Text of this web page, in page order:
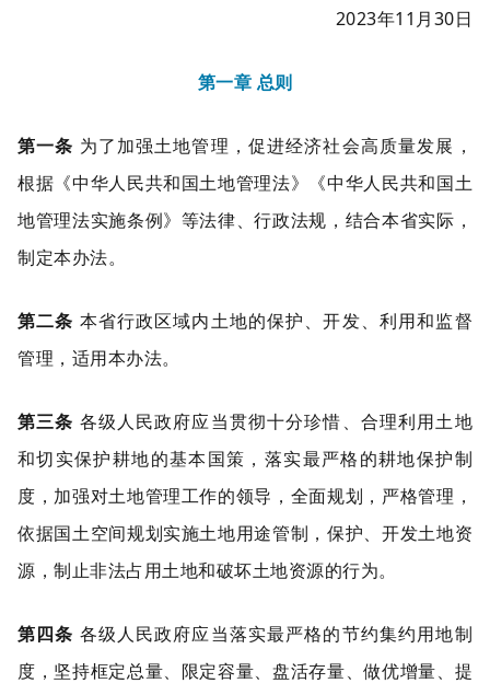
2023年11月30日
第一章 总则
第一条 为了加强土地管理，促进经济社会高质量发展，
根据《中华人民共和国土地管理法》《中华人民共和国土
地管理法实施条例》等法律、行政法规，结合本省实际，
制定本办法。
第二条 本省行政区域内土地的保护、开发、利用和监督
管理，适用本办法。
第三条 各级人民政府应当贯彻十分珍惜、合理利用土地
和切实保护耕地的基本国策，落实最严格的耕地保护制
度，加强对土地管理工作的领导，全面规划，严格管理，
依据国土空间规划实施土地用途管制，保护、开发土地资
源，制止非法占用土地和破坏土地资源的行为。
第四条 各级人民政府应当落实最严格的节约集约用地制
度，坚持框定总量、限定容量、盘活存量、做优增量、提